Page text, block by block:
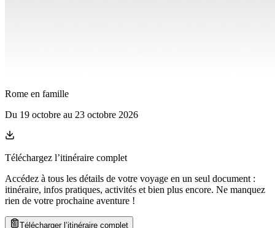
Rome en famille
Du 19 octobre au 23 octobre 2026
Téléchargez l’itinéraire complet
Accédez à tous les détails de votre voyage en un seul document :
itinéraire, infos pratiques, activités et bien plus encore. Ne manquez
rien de votre prochaine aventure !
Télécharger l’itinéraire complet